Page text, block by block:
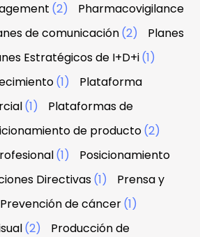
(2)
Pharmacovigilance
de comunicación(2)
Planes
Estratégicos de I+D+i(1)
(1)
Plataforma
(1)
Plataformas de
de producto(2)
(1)
Posicionamiento
Directivas(1)
Prensa y
Prevención de cáncer(1)
(2)
Producción de